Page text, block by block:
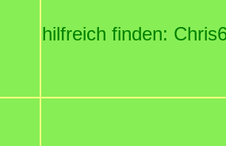
hilfreich finden: